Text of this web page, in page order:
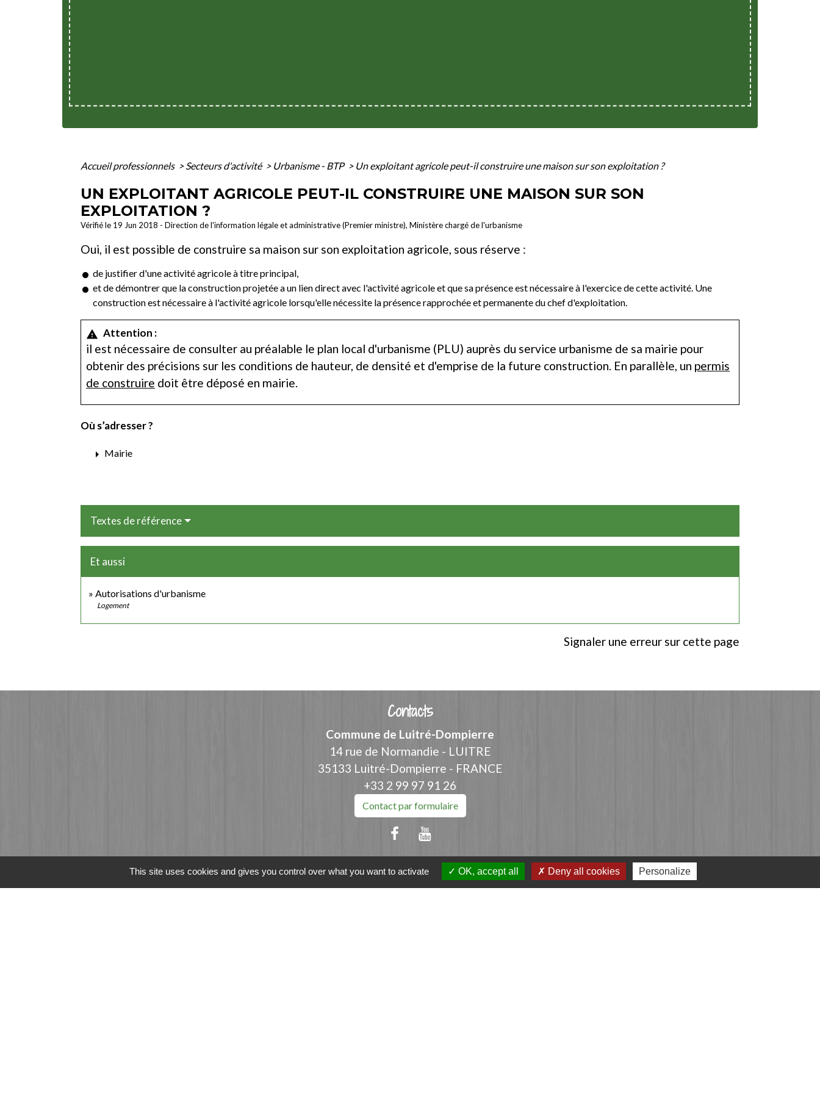
Accueil professionnels > Secteurs d'activité > Urbanisme - BTP > Un exploitant agricole peut-il construire une maison sur son exploitation ?
UN EXPLOITANT AGRICOLE PEUT-IL CONSTRUIRE UNE MAISON SUR SON
EXPLOITATION ?
Vérifié le 19 Jun 2018 - Direction de l'information légale et administrative (Premier ministre), Ministère chargé de l'urbanisme
Oui, il est possible de construire sa maison sur son exploitation agricole, sous réserve :
de justifier d'une activité agricole à titre principal,
et de démontrer que la construction projetée a un lien direct avec l'activité agricole et que sa présence est nécessaire à l'exercice de cette activité. Une
construction est nécessaire à l'activité agricole lorsqu'elle nécessite la présence rapprochée et permanente du chef d'exploitation.
warning Attention :
il est nécessaire de consulter au préalable le plan local d'urbanisme (PLU) auprès du service urbanisme de sa mairie pour
obtenir des précisions sur les conditions de hauteur, de densité et d'emprise de la future construction. En parallèle, un permis
de construire doit être déposé en mairie.
Où s’adresser ?
arrow_right Mairie
Textes de référence
Et aussi
Autorisations d'urbanisme
Logement
Signaler une erreur sur cette page
Contacts
Commune de Luitré-Dompierre
14 rue de Normandie - LUITRE
35133 Luitré-Dompierre - FRANCE
+33 2 99 97 91 26
Contact par formulaire
Liens Jumelages
This site uses cookies and gives you control over what you want to activate OK, accept all Deny all cookies Personalize